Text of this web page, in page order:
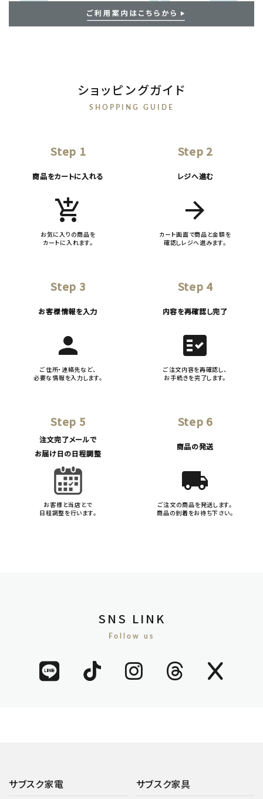
ショッピングガイド
SHOPPING GUIDE
Step 1
商品をカートに入れる
add_shopping_cart
お気に入りの商品を
カートに入れます。
Step 2
レジへ進む
arrow_forward
カート画面で商品と金額を
確認しレジへ進みます。
Step 3
お客様情報を入力
person
ご住所・連絡先など、
必要な情報を入力します。
Step 4
内容を再確認し完了
fact_check
ご注文内容を再確認し、
お手続きを完了します。
Step 5
注文完了メールで
お届け日の日程調整
お客様と当店とで
日程調整を行います。
Step 6
商品の発送
local_shipping
ご注文の商品を発送します。
商品の到着をお待ち下さい。
SNS LINK
Follow us
サブスク家電 サブスク家具